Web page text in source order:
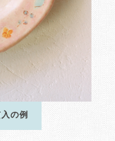
の例